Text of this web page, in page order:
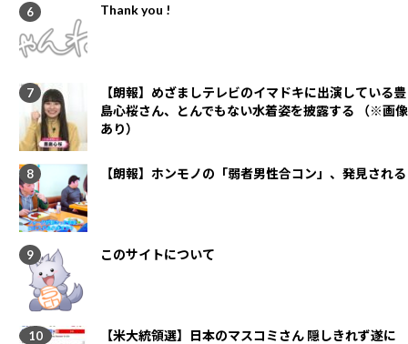
Thank you !
【朗報】めざましテレビのイマドキに出演している豊
島心桜さん、とんでもない水着姿を披露する （※画像
あり）
【朗報】ホンモノの「弱者男性合コン」、発見される
このサイトについて
【米大統領選】日本のマスコミさん 隠しきれず遂に